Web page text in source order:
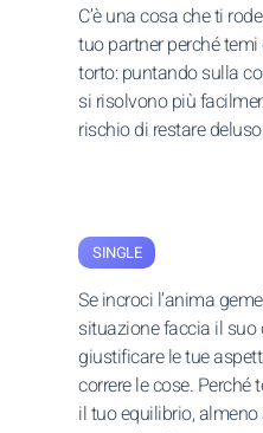
C’è una cosa che ti
tuo partner perché
torto: puntando sulla
si risolvono più
rischio di restare
SINGLE
Se incroci l’anima
situazione faccia il suo
giustificare le tue
correre le cose. Perché
il tuo equilibrio, almeno